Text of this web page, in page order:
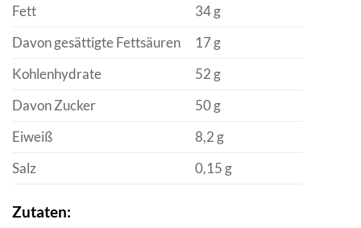
Fett
34 g
Davon gesättigte Fettsäuren
17 g
Kohlenhydrate
52 g
Davon Zucker
50 g
Eiweiß
8,2 g
Salz
0,15 g
Zutaten: